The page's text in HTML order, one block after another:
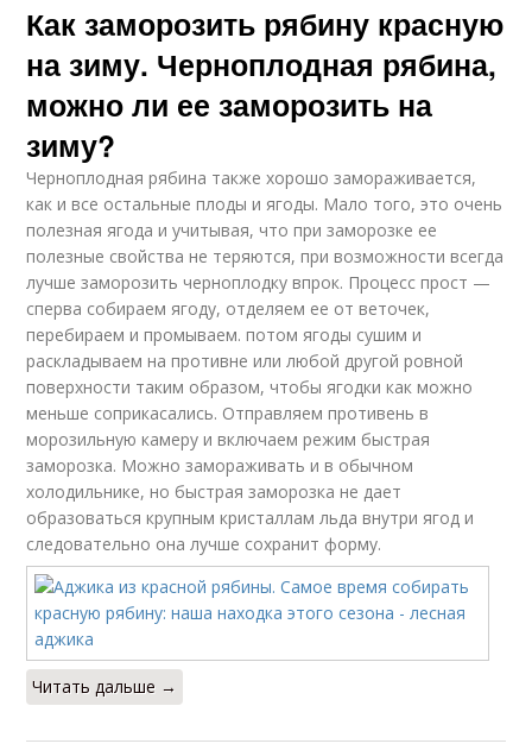
Как заморозить рябину красную
на зиму. Черноплодная рябина,
можно ли ее заморозить на
зиму?
Черноплодная рябина также хорошо замораживается,
как и все остальные плоды и ягоды. Мало того, это очень
полезная ягода и учитывая, что при заморозке ее
полезные свойства не теряются, при возможности всегда
лучше заморозить черноплодку впрок. Процесс прост —
сперва собираем ягоду, отделяем ее от веточек,
перебираем и промываем. потом ягоды сушим и
раскладываем на противне или любой другой ровной
поверхности таким образом, чтобы ягодки как можно
меньше соприкасались. Отправляем противень в
морозильную камеру и включаем режим быстрая
заморозка. Можно замораживать и в обычном
холодильнике, но быстрая заморозка не дает
образоваться крупным кристаллам льда внутри ягод и
следовательно она лучше сохранит форму.
Читать дальше →